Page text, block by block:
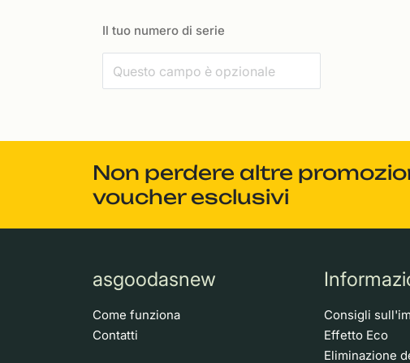
Il tuo numero di serie
Non perdere altre
voucher esclusivi
asgoodasnew
Come funziona
Contatti
Consigli
Effetto Eco
Eliminazione